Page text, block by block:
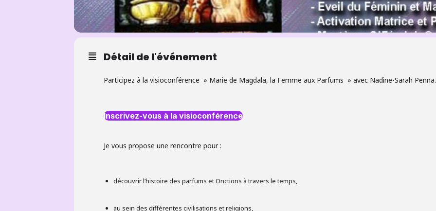
Détail de l'événement
Participez à la visioconférence » Marie de Magdala, la Femme aux Parfums » avec Nadine-Sarah Penna.
Inscrivez-vous à la visioconférence
Je vous propose une rencontre pour :
découvrir l’histoire des parfums et Onctions à travers le temps,
au sein des différentes civilisations et religions,